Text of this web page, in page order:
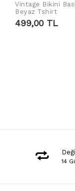
Vintage Bikini
Beyaz Tshirt
499,00 TL
14